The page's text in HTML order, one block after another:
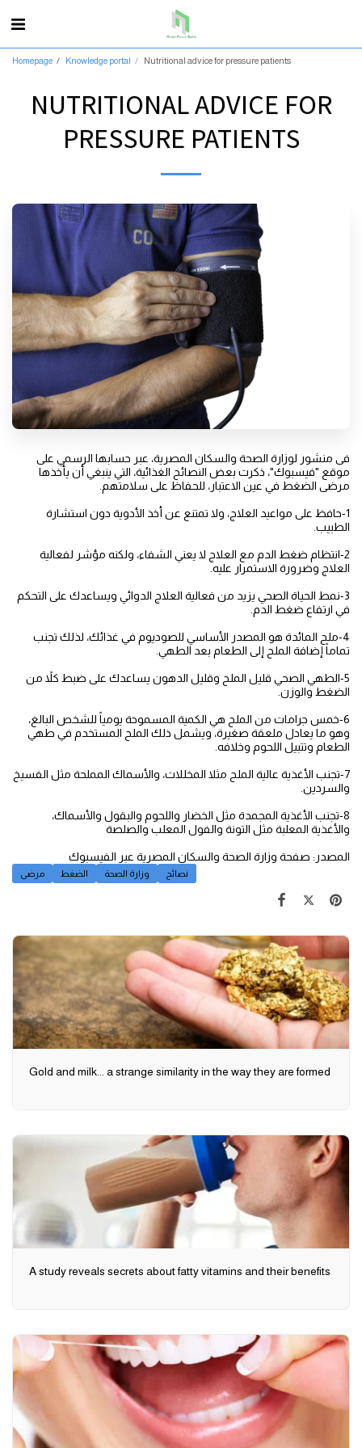
Homepage Knowledge portal Nutritional advice for pressure patients
NUTRITIONAL ADVICE FOR
PRESSURE PATIENTS
فى منشور لوزارة الصحة والسكان المصرية، عبر حسابها الرسمي على
موقع "فيسبوك"، ذكرت بعض النصائح الغذائية، التي ينبغي أن يأخذها
مرضى الضغط في عين الاعتبار، للحفاظ على سلامتهم.
1-حافظ على مواعيد العلاج، ولا تمتنع عن أخذ الأدوية دون استشارة
الطبيب.
2-انتظام ضغط الدم مع العلاج لا يعني الشفاء، ولكنه مؤشر لفعالية
العلاج وضرورة الاستمرار عليه.
3-نمط الحياة الصحي يزيد من فعالية العلاج الدوائي ويساعدك على التحكم
في ارتفاع ضغط الدم.
4-ملح المائدة هو المصدر الأساسي للصوديوم في غذائك، لذلك تجنب
تماماً إضافة الملح إلى الطعام بعد الطهي.
5-الطهي الصحي قليل الملح وقليل الدهون يساعدك على ضبط كلاً من
الضغط والوزن.
6-خمس جرامات من الملح هي الكمية المسموحة يومياً للشخص البالغ،
وهو ما يعادل ملعقة صغيرة، ويشمل ذلك الملح المستخدم في طهي
الطعام وتتبيل اللحوم وخلافه.
7-تجنب الأغذية عالية الملح مثلا المخللات، والأسماك المملحة مثل الفسيخ
والسردين.
8-تجنب الأغذية المجمدة مثل الخضار واللحوم والبقول والأسماك،
والأغذية المعلبة مثل التونة والفول المعلب والصلصة
المصدر: صفحة وزارة الصحة والسكان المصرية عبر الفيسبوك
مرضى الضغط وزارة الصحة نصائح
Gold and milk... a strange similarity in the way they are formed
A study reveals secrets about fatty vitamins and their benefits